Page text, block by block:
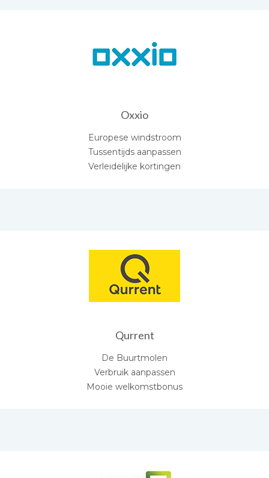
Oxxio
Europese windstroom
Tussentijds aanpassen
Verleidelijke kortingen
Qurrent
De Buurtmolen
Verbruik aanpassen
Mooie welkomstbonus